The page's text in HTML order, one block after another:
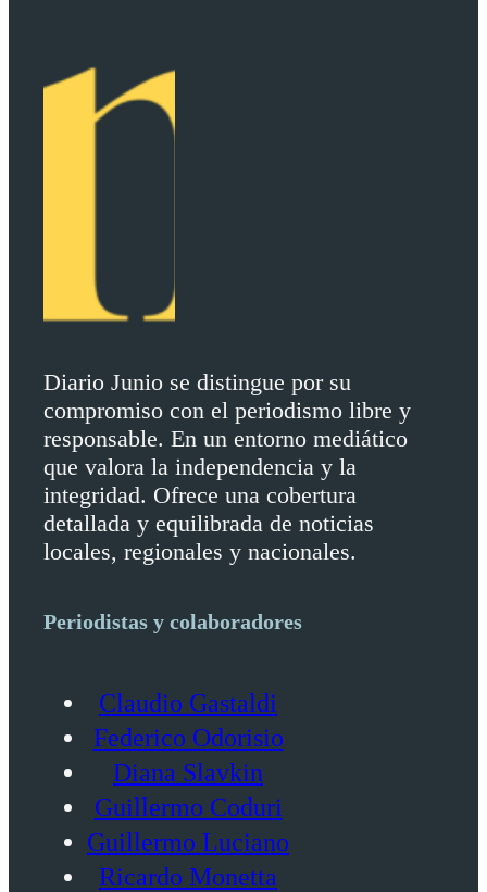
Diario Junio se distingue por su
compromiso con el periodismo libre y
responsable. En un entorno mediático
que valora la independencia y la
integridad. Ofrece una cobertura
detallada y equilibrada de noticias
locales, regionales y nacionales.
Periodistas y colaboradores
Claudio Gastaldi
Federico Odorisio
Diana Slavkin
Guillermo Coduri
Guillermo Luciano
Ricardo Monetta